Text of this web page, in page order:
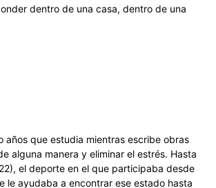
dentro de una casa, dentro de una
años que estudia mientras escribe obras
alguna manera y eliminar el estrés. Hasta
el deporte en el que participaba desde
le ayudaba a encontrar ese estado hasta